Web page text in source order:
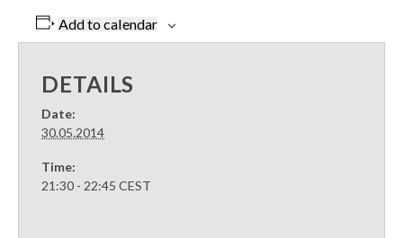
Add to calendar
DETAILS
Date:
30.05.2014
Time:
21:30 - 22:45CEST